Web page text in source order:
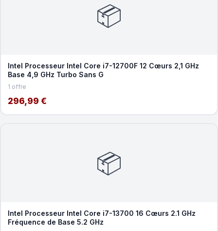
📦
Intel Processeur Intel Core i7-12700F 12 Cœurs 2,1 GHz
Base 4,9 GHz Turbo Sans G
1 offre
296,99 €
📦
Intel Processeur Intel Core i7-13700 16 Cœurs 2.1 GHz
Fréquence de Base 5.2 GHz